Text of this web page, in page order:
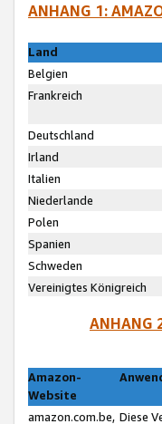
ANHANG 1:
Land
Belgien
Frankreich
Deutschland
Irland
Italien
Niederlande
Polen
Spanien
Schweden
Vereinigtes Königreich
ANHANG
Amazon-
Website
amazon.com.be, Diese